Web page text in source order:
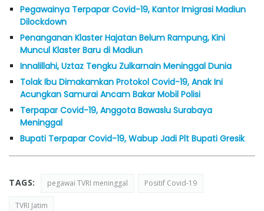
Pegawainya Terpapar Covid-19, Kantor Imigrasi Madiun
Dilockdown
Penanganan Klaster Hajatan Belum Rampung, Kini
Muncul Klaster Baru di Madiun
Innalillahi, Uztaz Tengku Zulkarnain Meninggal Dunia
Tolak Ibu Dimakamkan Protokol Covid-19, Anak Ini
Acungkan Samurai Ancam Bakar Mobil Polisi
Terpapar Covid-19, Anggota Bawaslu Surabaya
Meninggal
Bupati Terpapar Covid-19, Wabup Jadi Plt Bupati Gresik
TAGS: pegawai TVRI meninggal Positif Covid-19
TVRI Jatim